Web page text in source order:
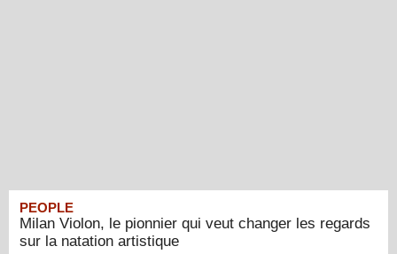
PEOPLE
Milan Violon, le pionnier qui veut changer les regards
sur la natation artistique